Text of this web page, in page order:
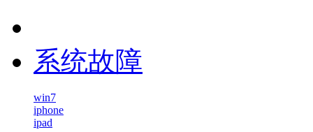
系统故障
win7
iphone
ipad